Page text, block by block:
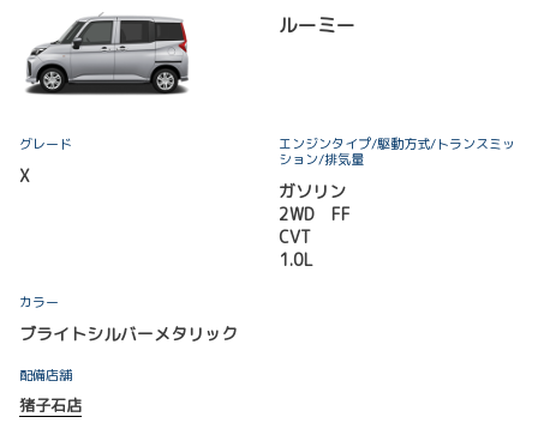
ルーミー
グレード
X
エンジンタイプ/駆動方式/トランスミッ
ション/排気量
ガソリン
2WD FF
CVT
1.0L
カラー
ブライトシルバーメタリック
配備店舗
猪子石店